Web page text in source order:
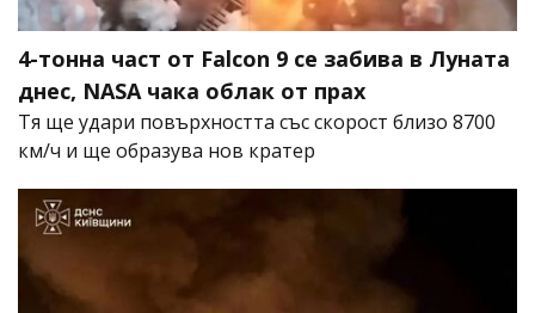
4-тонна част от Falcon 9 се забива в Луната
днес, NASA чака облак от прах
Тя ще удари повърхността със скорост близо 8700
км/ч и ще образува нов кратер